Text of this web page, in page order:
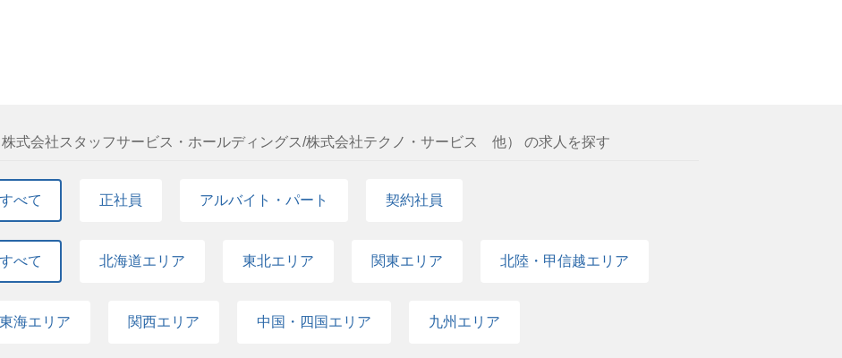
式会社スタッフサービス・ホールディングス/株式会社テクノ・サービス 他） の求人を探す
すべて 正社員 アルバイト・パート 契約社員
すべて 北海道エリア 東北エリア 関東エリア 北陸・甲信越エリア
東海エリア 関西エリア 中国・四国エリア 九州エリア